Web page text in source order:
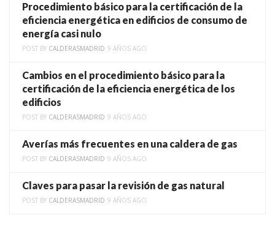
Procedimiento básico para la certificación de la
eficiencia energética en edificios de consumo de
energía casi nulo
POST BY CALDERASMADRID 9 AÑOS AGO
Cambios en el procedimiento básico para la
certificación de la eficiencia energética de los
edificios
POST BY CALDERASMADRID 9 AÑOS AGO
Averías más frecuentes en una caldera de gas
POST BY CALDERASMADRID 9 AÑOS AGO
Claves para pasar la revisión de gas natural
POST BY CALDERASMADRID 9 AÑOS AGO